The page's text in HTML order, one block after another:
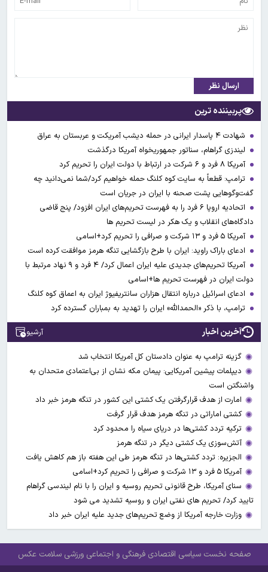
ارسال نظر
پربیننده ترین
شهادت ۴ پاسدار ایرانی در حمله دیشب آمریکت و عربستان به عراق
لیندزی گراهام، سناتور جمهوریخواه آمریکا درگذشت
آمریکا ۸ فرد و ۶ شرکت در ارتباط با دولت ایران را تحریم کرد
ترامپ: قطعاً به سایت کوه کلنگ حمله خواهیم کرد/شما نمی‌دانید چه
گفت‌وگوهایی پشت صحنه با ایران در جریان است
اتحادیه اروپا ۶ فرد را به فهرست تحریم‌های ایران افزود/ پنج قاضی
دادگاه‌های انقلاب و یک هکر در لیست تحریم ها
آمریکا ۵ فرد و ۱۳ شرکت و صرافی را تحریم کرد+اسامی
ادعای باراک راوید: ایران با طرح بازگشایی تنگه هرمز موافقت کرده است
آمریکا تحریم‌های جدیدی علیه ایران اعمال کرد/ ۴ فرد و ۹ نهاد مرتبط با
دولت ایران در فهرست تحریم ها+اسامی
ادعای اسرائیل درباره انتقال هزاران سانتریفیوژ ایران به اعماق کوه کلنگ
ترامپ، با ذکر «الحمدالله» ایران را تهدید به بمباران گسترده کرد
آخرین اخبار آرشیو
گزینه ترامپ به عنوان دادستان کل آمریکا انتخاب شد
دیپلمات پیشین آمریکایی: پیمان مکه نشان از بی‌اعتمادی متحدان به
واشنگتن است
امارت از هدف قرارگرفتن یک کشتی این کشور در تنگه هرمز خبر داد
کشتی اماراتی در تنگه هرمز هدف قرار گرفت
ترکیه تردد کشتی‌ها در دریای سیاه را محدود کرد
آتش‌سوزی یک کشتی دیگر در تنگه هرمز
الجزیره: تردد کشتی‌ها در تنگه هرمز طی این هفته باز هم کاهش یافت
آمریکا ۵ فرد و ۱۳ شرکت و صرافی را تحریم کرد+اسامی
سنای آمریکا، طرح قانونی تحریم روسیه و ایران را با نام لیندسی گراهام
تایید کرد/ تحریم های نفتی ایران و روسیه تشدید می شود
وزارت خارجه آمریکا از وضع تحریم‌های جدید علیه ایران خبر داد
صفحه نخست سیاسی اقتصادی فرهنگی و اجتماعی ورزشی سلامت عکس